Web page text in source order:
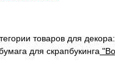
товаров для декора:
для скрапбукинга